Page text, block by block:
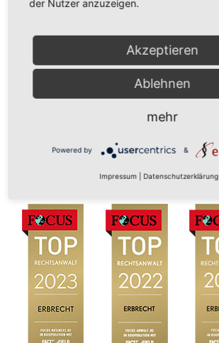
Ausgezeichnet durch:
der Nutzer anzuzeigen.
Akzeptieren
Ablehnen
mehr
Powered by &
Impressum Datenschutzerklärung